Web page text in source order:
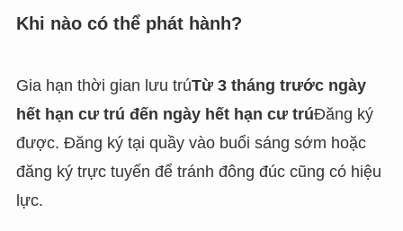
Khi nào có thể phát hành?
Gia hạn thời gian lưu trúTừ 3 tháng trước ngày
hết hạn cư trú đến ngày hết hạn cư trúĐăng ký
được. Đăng ký tại quầy vào buổi sáng sớm hoặc
đăng ký trực tuyến để tránh đông đúc cũng có hiệu
lực.